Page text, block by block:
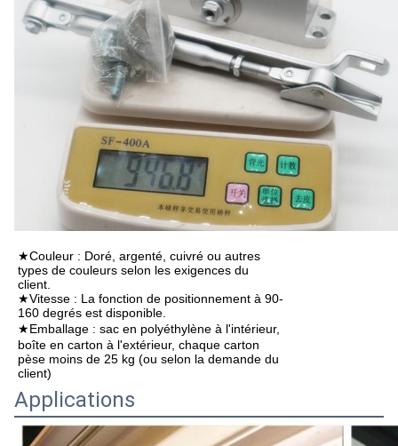
★Couleur : Doré, argenté, cuivré ou autres
types de couleurs selon les exigences du
client.
★Vitesse : La fonction de positionnement à 90-
160 degrés est disponible.
★Emballage : sac en polyéthylène à l'intérieur,
boîte en carton à l'extérieur, chaque carton
pèse moins de 25 kg (ou selon la demande du
client)
Applications